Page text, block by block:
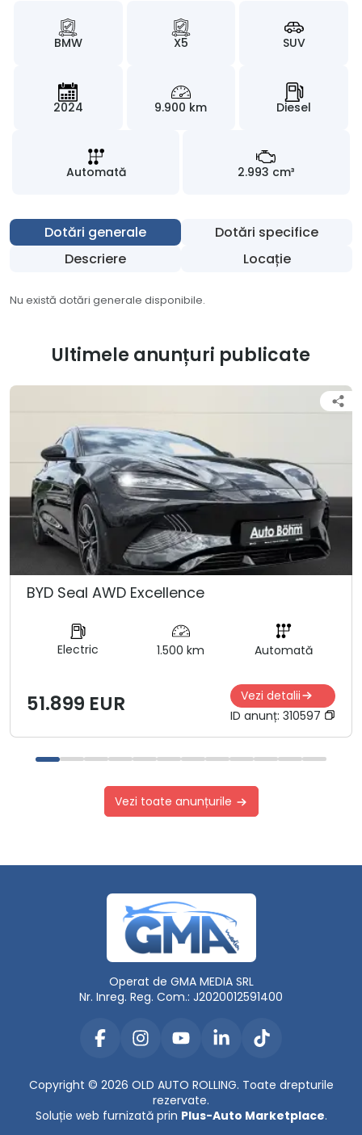
BMW X5 SUV
2024 9.900 km Diesel
Automată 2.993 cm³
Dotări generale
Dotări specifice
Descriere
Locație
Nu există dotări generale disponibile.
Ultimele anunțuri publicate
BYD Seal AWD Excellence
Electric 1.500 km Automată
51.899 EUR
Vezi detalii
ID anunț: 310597
Vezi toate anunțurile
Operat de GMA MEDIA SRL
Nr. Inreg. Reg. Com.: J2020012591400
Copyright © 2026 OLD AUTO ROLLING. Toate drepturile
rezervate.
Soluție web furnizată prin Plus-Auto Marketplace.